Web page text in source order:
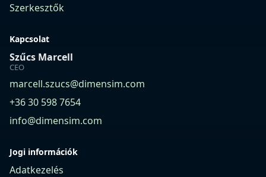
Szerkesztők
Kapcsolat
Szűcs Marcell
CEO
marcell.szucs@dimensim.com
+36 30 598 7654
info@dimensim.com
Jogi információk
Adatkezelés